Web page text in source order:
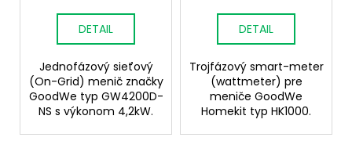
DETAIL
Jednofázový sieťový
(On-Grid) menič značky
GoodWe typ GW4200D-
NS s výkonom 4,2kW.
DETAIL
Trojfázový smart-meter
(wattmeter) pre
meniče GoodWe
Homekit typ HK1000.